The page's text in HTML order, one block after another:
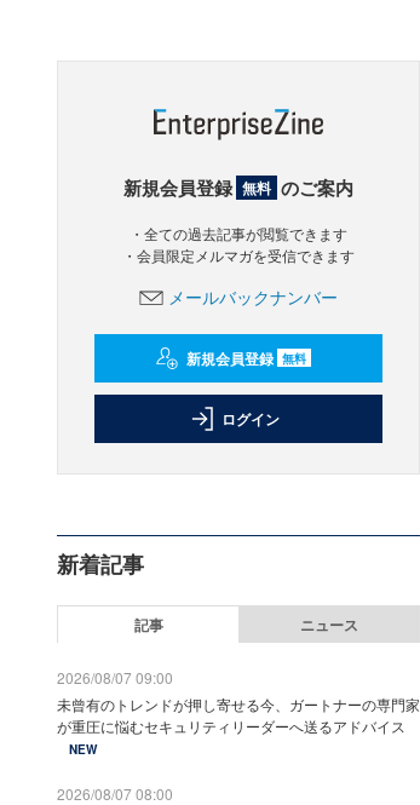
新規会員登録 無料 のご案内
・全ての過去記事が閲覧できます
・会員限定メルマガを受信できます
メールバックナンバー
新規会員登録 無料
ログイン
新着記事
記事 ニュース
2026/08/07 09:00
未曾有のトレンドが押し寄せる今、ガートナーの専門家
が重圧に悩むセキュリティリーダーへ送るアドバイス
NEW
2026/08/07 08:00